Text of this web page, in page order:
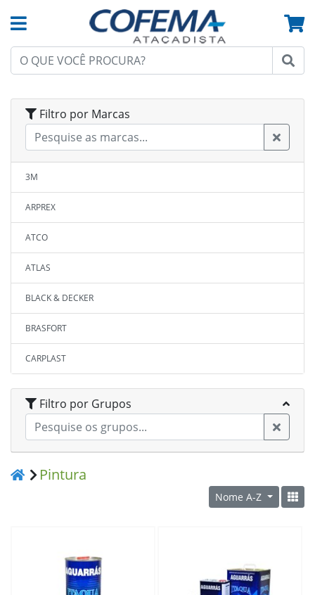
Filtro por Marcas
3M
ARPREX
ATCO
ATLAS
BLACK & DECKER
BRASFORT
CARPLAST
CASTOR
CHEMICOLOR
COLORGIN
COMPEL
Filtro por Grupos
Pintura
Nome A-Z